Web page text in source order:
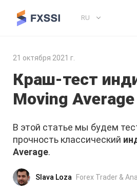
RU
21 октября 2021 г.
Краш-тест
Moving Average
В этой статье мы будем
прочность классический
Average.
Slava Loza Forex Trader &